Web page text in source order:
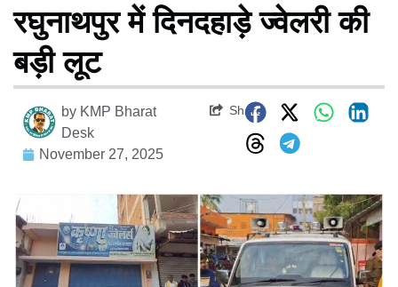
रघुनाथपुर में दिनदहाड़े ज्वेलरी की
बड़ी लूट
by KMP Bharat
Desk
November 27, 2025
Share